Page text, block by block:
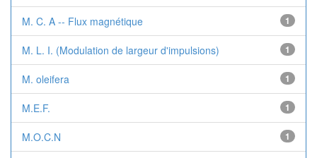
M. C. A -- Flux magnétique 1
M. L. I. (Modulation de largeur d'impulsions) 1
M. oleifera 1
M.E.F. 1
M.O.C.N 1